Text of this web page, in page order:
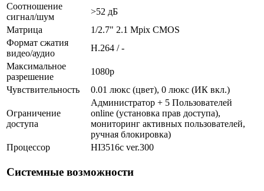
Соотношение
сигнал/шум
>52 дБ
Матрица
1/2.7" 2.1 Mpix CMOS
Формат сжатия
видео/аудио
H.264 / -
Максимальное
разрешение
1080p
Чувствительность
0.01 люкс (цвет), 0 люкс (ИК вкл.)
Ограничение
доступа
Администратор + 5 Пользователей
online (установка прав доступа),
мониторинг активных пользователей,
ручная блокировка)
Процессор
HI3516c ver.300
Системные возможности